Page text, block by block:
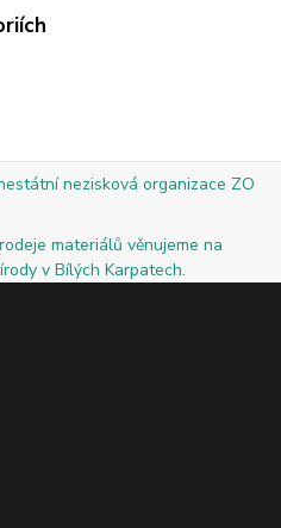
nezisková organizace ZO
materiálů věnujeme na
v Bílých Karpatech.